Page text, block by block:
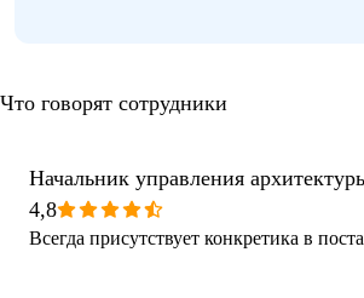
Что говорят сотрудники
Начальник управления
4,8
Всегда присутствует конкретика в